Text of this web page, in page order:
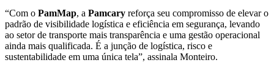
“Com o PamMap, a Pamcary reforça seu compromisso de elevar o
padrão de visibilidade logística e eficiência em segurança, levando
ao setor de transporte mais transparência e uma gestão operacional
ainda mais qualificada. É a junção de logística, risco e
sustentabilidade em uma única tela”, assinala Monteiro.